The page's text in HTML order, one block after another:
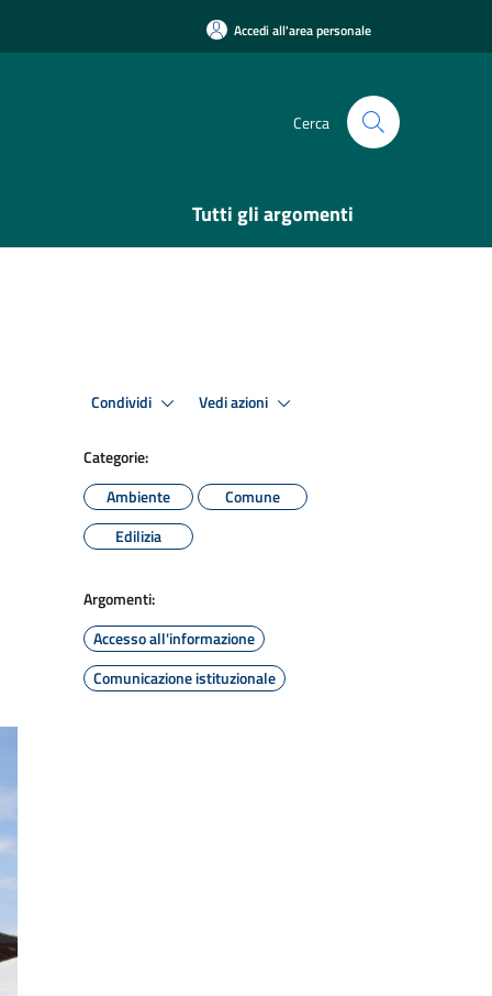
Accedi all'area personale
Cerca
Tutti gli argomenti
Condividi Vedi azioni
Categorie:
Ambiente
Comune
Edilizia
Argomenti:
Accesso all'informazione
Comunicazione istituzionale